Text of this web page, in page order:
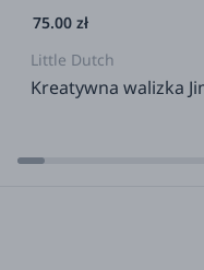
75.00 zł
Little Dutch
Kreatywna walizka